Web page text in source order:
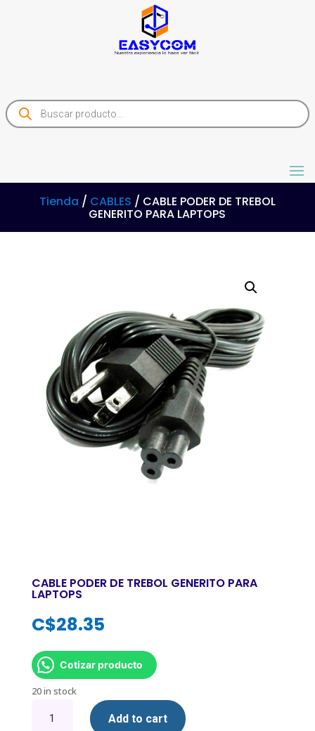
Products
search
Tienda / CABLES / CABLE PODER DE TREBOL
GENERITO PARA LAPTOPS
CABLE PODER DE TREBOL GENERITO PARA
LAPTOPS
C$28.35
Cotizar producto
20 in stock
PODER
Add to cart